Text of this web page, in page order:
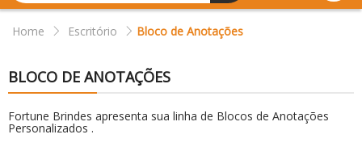
Home Escritório Bloco de Anotações
BLOCO DE ANOTAÇÕES
Fortune Brindes apresenta sua linha de Blocos de Anotações
Personalizados .